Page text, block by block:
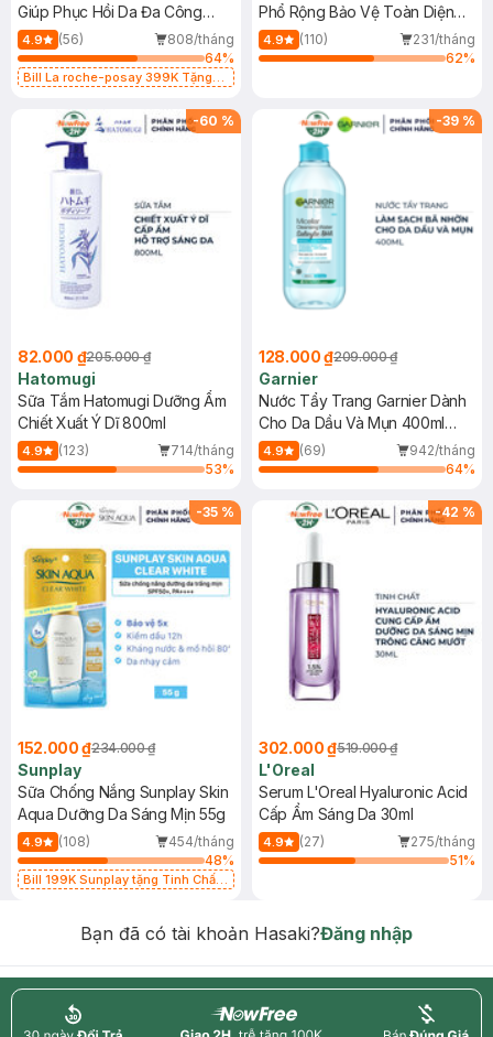
Giúp Phục Hồi Da Đa Công
Dụng 40ml
4.9 (56)
808/tháng
64%
Bill La roche-posay 399K Tặng
(SL có hạn)
Phổ Rộng Bảo Vệ Toàn Diện
40ml
4.9 (110)
231/tháng
62%
-60 %
82.000 ₫205.000 ₫
Hatomugi
Sữa Tắm Hatomugi Dưỡng Ẩm
Chiết Xuất Ý Dĩ 800ml
4.9 (123)
714/tháng
53%
-39 %
128.000 ₫209.000 ₫
Garnier
Nước Tẩy Trang Garnier Dành
Cho Da Dầu Và Mụn 400ml
(Mới)
4.9 (69)
942/tháng
64%
-35 %
152.000 ₫234.000 ₫
Sunplay
Sữa Chống Nắng Sunplay Skin
Aqua Dưỡng Da Sáng Mịn 55g
4.9 (108)
454/tháng
48%
Bill 199K Sunplay tặng Tinh Chất
-42 %
302.000 ₫519.000 ₫
L'Oreal
Serum L'Oreal Hyaluronic Acid
Cấp Ẩm Sáng Da 30ml
4.9 (27)
275/tháng
51%
Bạn đã có tài khoản Hasaki?Đăng nhập